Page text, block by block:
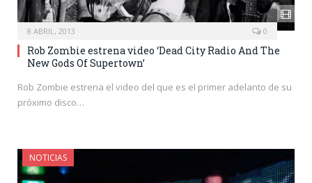
8 ABRIL, 2013 0
Rob Zombie estrena video ‘Dead City Radio And The
New Gods Of Supertown’
Rob Zombie estrena el video del que es el primer adelanto de su
próximo disco…
NOTICIAS